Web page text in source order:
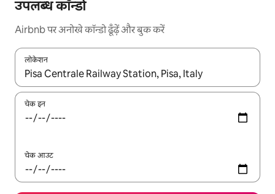
उपलब्ध कॉन्डो
Airbnb पर अनोखे कॉन्डो ढूँढ़ें और बुक करें
लोकेशन
नतीजों के उपलब्ध होने पर, अप और डाउन 'ऐरो की' का इस्तेमाल करके नेविगेट
चेक इन
चेक आउट